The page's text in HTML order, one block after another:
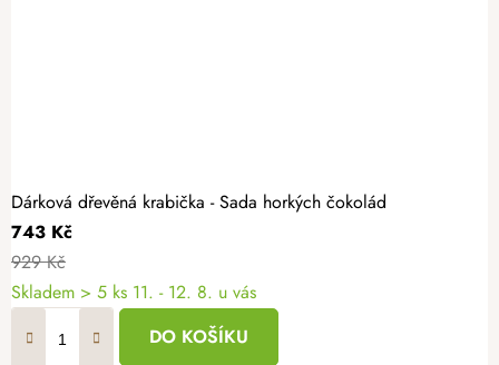
Dárková dřevěná krabička - Sada horkých čokolád
743 Kč
929 Kč
Skladem > 5 ks 11. - 12. 8. u vás
DO KOŠÍKU